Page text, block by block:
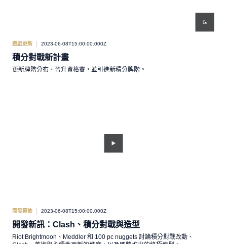
遊戲更新 2023-06-08T15:00:00.000Z
積分對戰新計畫
更新牌階分布、晉升資格賽，並引進新積分牌階。
開發幕後 2023-06-08T15:00:00.000Z
開發新訊：Clash、積分對戰與造型
Riot Brightmoon、Meddler 和 100 pc nuggets 討論積分對戰改動、